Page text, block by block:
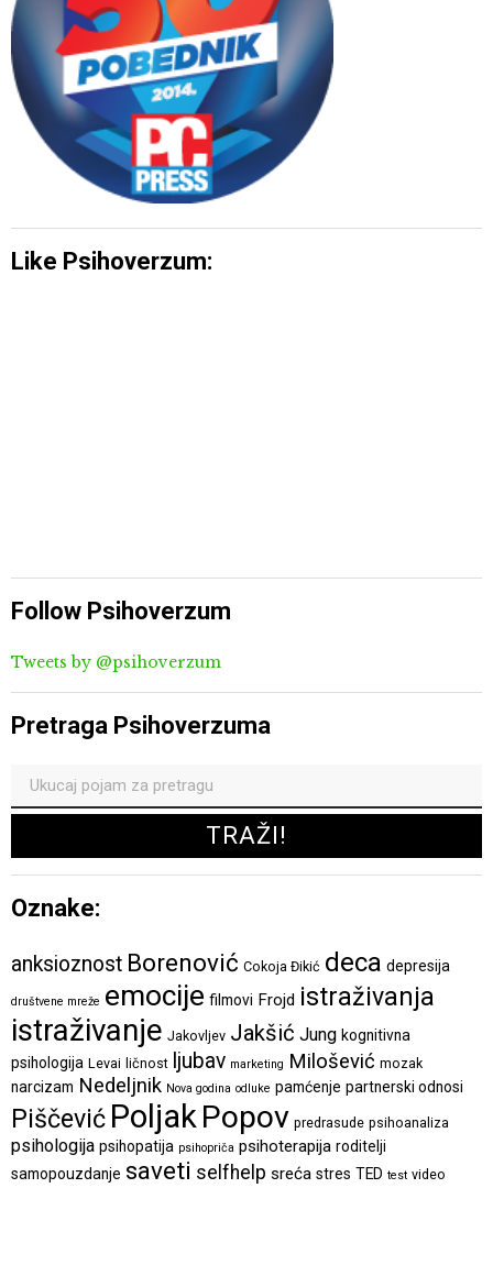
Like Psihoverzum:
Follow Psihoverzum
Tweets by @psihoverzum
Pretraga Psihoverzuma
Oznake:
anksioznost Borenović Cokoja Đikić deca depresija
društvene mreže emocije filmovi Frojd istraživanja
istraživanje Jakovljev Jakšić Jung kognitivna
psihologija Levai ličnost ljubav marketing Milošević mozak
narcizam Nedeljnik Nova godina odluke pamćenje partnerski odnosi
Piščević PoljakPopov predrasude psihoanaliza
psihologija psihopatija psihopriča psihoterapija roditelji
samopouzdanje saveti selfhelp sreća stres TED test video